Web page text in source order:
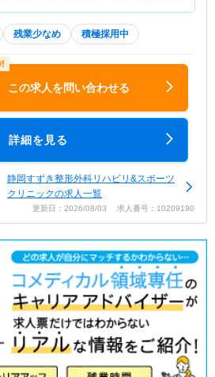
残業少なめ 積極採用中
この求人を問い合わせる
詳細を見る
静岡すずき整形外科リハビリ&スポーツ
クリニックの求人一覧
更新日：2026/08/03 求人番号：10209190